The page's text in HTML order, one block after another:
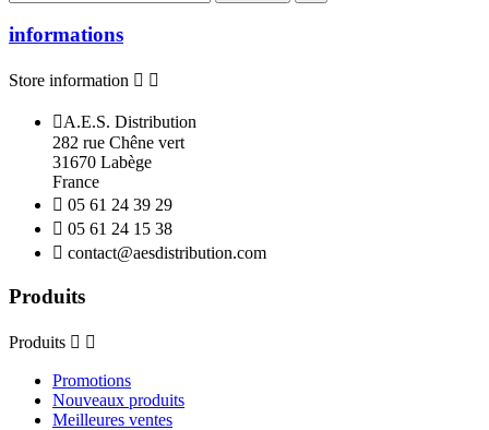
informations
Store information  
A.E.S. Distribution
282 rue Chêne vert
31670 Labège
France
 05 61 24 39 29
 05 61 24 15 38
 contact@aesdistribution.com
Produits
Produits  
Promotions
Nouveaux produits
Meilleures ventes